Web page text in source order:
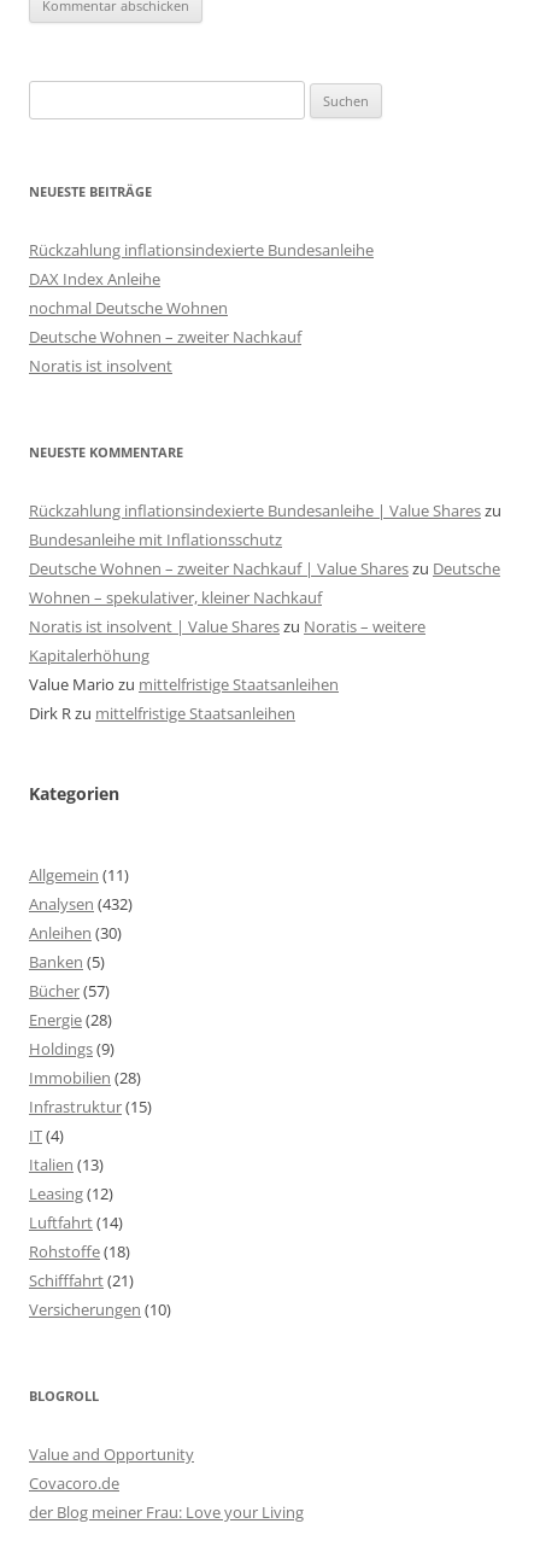
nach:
NEUESTE BEITRÄGE
Rückzahlung inflationsindexierte Bundesanleihe
DAX Index Anleihe
nochmal Deutsche Wohnen
Deutsche Wohnen – zweiter Nachkauf
Noratis ist insolvent
NEUESTE KOMMENTARE
Rückzahlung inflationsindexierte Bundesanleihe | Value Shareszu
Bundesanleihe mit Inflationsschutz
Deutsche Wohnen – zweiter Nachkauf | Value Shareszu Deutsche
Wohnen – spekulativer, kleiner Nachkauf
Noratis ist insolvent | Value Shareszu Noratis – weitere
Kapitalerhöhung
Value Mario zu mittelfristige Staatsanleihen
Dirk Rzu mittelfristige Staatsanleihen
Kategorien
Allgemein (11)
Analysen (432)
Anleihen (30)
Banken (5)
Bücher(57)
Energie(28)
Holdings(9)
Immobilien (28)
Infrastruktur(15)
IT(4)
Italien (13)
Leasing(12)
Luftfahrt(14)
Rohstoffe(18)
Schifffahrt(21)
Versicherungen (10)
BLOGROLL
Value and Opportunity
Covacoro.de
der Blog meiner Frau: Love your Living